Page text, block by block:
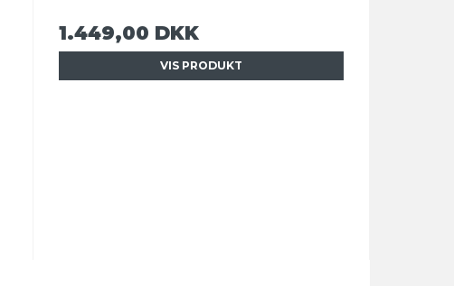
1.449,00 DKK
VIS PRODUKT